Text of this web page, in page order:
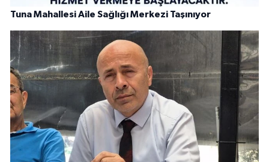
Tuna Mahallesi Aile Sağlığı Merkezi Taşınıyor